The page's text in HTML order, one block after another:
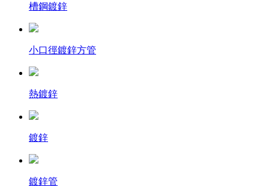
槽鋼鍍鋅
小口徑鍍鋅方管
熱鍍鋅
鍍鋅
鍍鋅管